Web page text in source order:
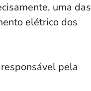
uma das
elétrico dos
pela